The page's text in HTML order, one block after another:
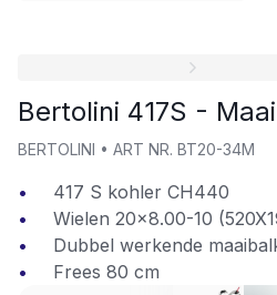
Bertolini 417S -
BERTOLINI • ART NR. BT20-34M
417 S kohler CH440
Wielen 20x8.00-10
Dubbel werkende
Frees 80 cm